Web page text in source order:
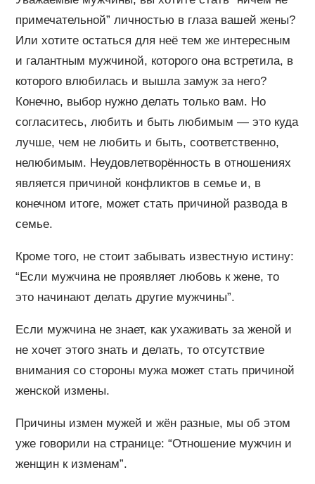
примечательной” личностью в глаза вашей жены?
Или хотите остаться для неё тем же интересным
и галантным мужчиной, которого она встретила, в
которого влюбилась и вышла замуж за него?
Конечно, выбор нужно делать только вам. Но
согласитесь, любить и быть любимым — это куда
лучше, чем не любить и быть, соответственно,
нелюбимым. Неудовлетворённость в отношениях
является причиной конфликтов в семье и, в
конечном итоге, может стать причиной развода в
семье.
Кроме того, не стоит забывать известную истину:
“Если мужчина не проявляет любовь к жене, то
это начинают делать другие мужчины”.
Если мужчина не знает, как ухаживать за женой и
не хочет этого знать и делать, то отсутствие
внимания со стороны мужа может стать причиной
женской измены.
Причины измен мужей и жён разные, мы об этом
уже говорили на странице: “Отношение мужчин и
женщин к изменам”.